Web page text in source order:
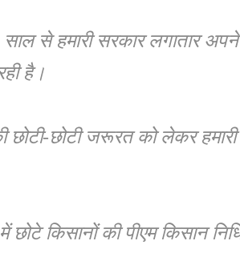
से हमारी सरकार लगातार
है।
छोटी-छोटी जरूरत को लेकर
किसानों की पीएम किसान